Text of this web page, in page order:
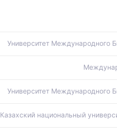
Университет Международного
Университет Международного
Казахский национальный